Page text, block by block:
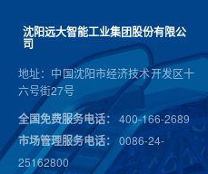
沈阳远大智能工业集团股份有限公
司
地址：中国沈阳市经济技术开发区十
六号街27号
全国免费服务电话： 400-166-2689
市场管理服务电话：0086-24-
25162800